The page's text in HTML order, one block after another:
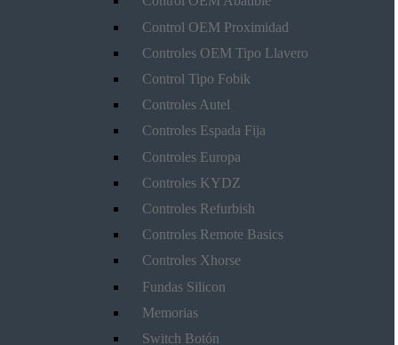
Control OEM Proximidad
Controles OEM Tipo Llavero
Control Tipo Fobik
Controles Autel
Controles Espada Fija
Controles Europa
Controles KYDZ
Controles Refurbish
Controles Remote Basics
Controles Xhorse
Fundas Silicon
Memorias
Switch Botón